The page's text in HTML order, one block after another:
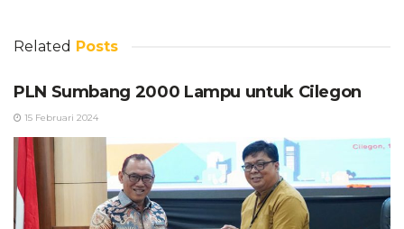
Related Posts
PLN Sumbang 2000 Lampu untuk Cilegon
15 Februari 2024